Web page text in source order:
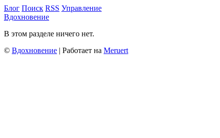
Блог Поиск RSS Управление
Вдохновение
В этом разделе ничего нет.
© Вдохновение | Работает на Meruert